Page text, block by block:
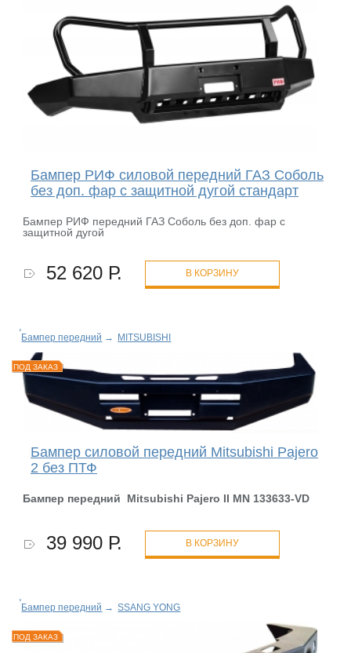
Бампер РИФ силовой передний ГАЗ Соболь
без доп. фар с защитной дугой стандарт
Бампер РИФ передний ГАЗ Соболь без доп. фар с
защитной дугой
52 620 Р. В КОРЗИНУ
Бампер передний → MITSUBISHI
ПОД ЗАКАЗ
Бампер силовой передний Mitsubishi Pajero
2 без ПТФ
Бампер передний Mitsubishi Pajero II MN 133633-VD
39 990 Р. В КОРЗИНУ
Бампер передний → SSANG YONG
ПОД ЗАКАЗ